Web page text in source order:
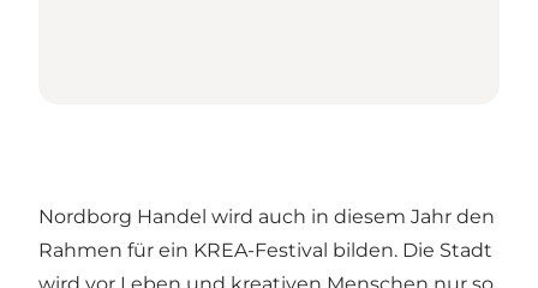
Nordborg Handel wird auch in diesem Jahr den
Rahmen für ein KREA-Festival bilden. Die Stadt